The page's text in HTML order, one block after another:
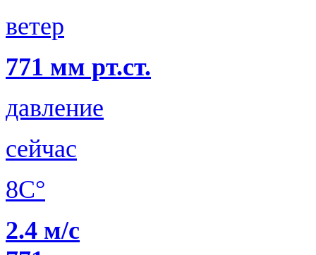
ветер
771 мм рт.ст.
давление
сейчас
8C°
2.4 м/с